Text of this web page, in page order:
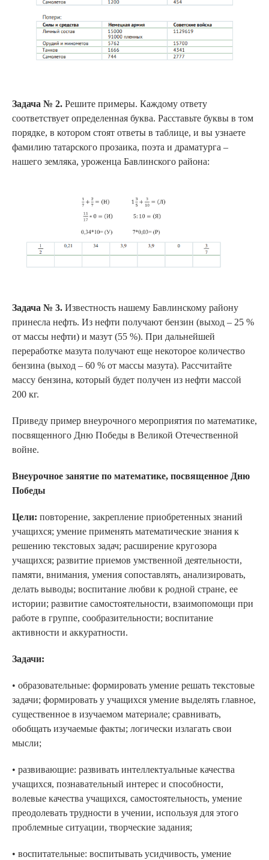
Задача № 2. Решите примеры. Каждому ответу
соответствует определенная буква. Расставьте буквы в том
порядке, в котором стоят ответы в таблице, и вы узнаете
фамилию татарского прозаика, поэта и драматурга –
нашего земляка, уроженца Бавлинского района:
Задача № 3. Известность нашему Бавлинскому району
принесла нефть. Из нефти получают бензин (выход – 25 %
от массы нефти) и мазут (55 %). При дальнейшей
переработке мазута получают еще некоторое количество
бензина (выход – 60 % от массы мазута). Рассчитайте
массу бензина, который будет получен из нефти массой
200 кг.
Приведу пример внеурочного мероприятия по математике,
посвященного Дню Победы в Великой Отечественной
войне.
Внеурочное занятие по математике, посвященное Дню
Победы
Цели: повторение, закрепление приобретенных знаний
учащихся; умение применять математические знания к
решению текстовых задач; расширение кругозора
учащихся; развитие приемов умственной деятельности,
памяти, внимания, умения сопоставлять, анализировать,
делать выводы; воспитание любви к родной стране, ее
истории; развитие самостоятельности, взаимопомощи при
работе в группе, сообразительности; воспитание
активности и аккуратности.
Задачи:
• образовательные: формировать умение решать текстовые
задачи; формировать у учащихся умение выделять главное,
существенное в изучаемом материале; сравнивать,
обобщать изучаемые факты; логически излагать свои
мысли;
• развивающие: развивать интеллектуальные качества
учащихся, познавательный интерес и способности,
волевые качества учащихся, самостоятельность, умение
преодолевать трудности в учении, используя для этого
проблемные ситуации, творческие задания;
• воспитательные: воспитывать усидчивость, умение